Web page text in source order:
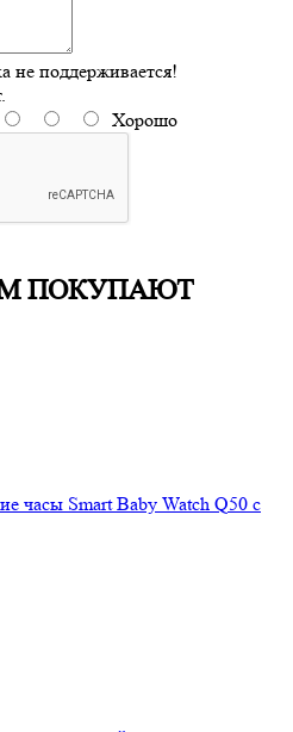
не поддерживается!
Хорошо
ПОКУПАЮТ
часы Smart Baby Watch Q50 c